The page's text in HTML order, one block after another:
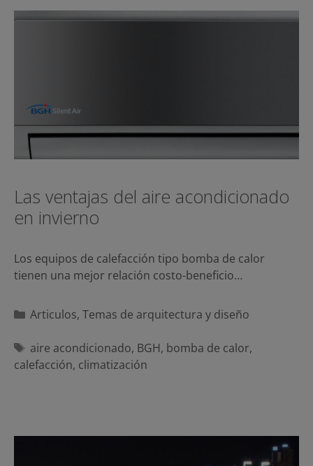
Las ventajas del aire acondicionado
en invierno
Los equipos de calefacción tipo bomba de calor
tienen una mejor relación costo-beneficio…
Categorías
Articulos, Temas de arquitectura y diseño
Etiquetas
aire acondicionado, BGH, bomba de calor,
calefacción, climatización